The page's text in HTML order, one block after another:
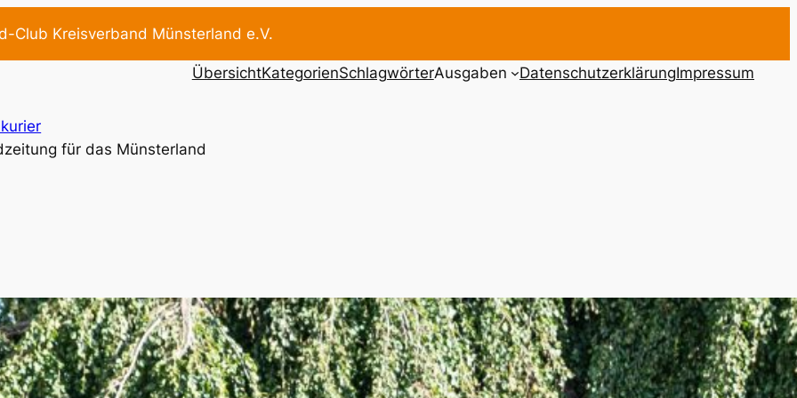
Club Kreisverband Münsterland e.V.
ÜbersichtKategorienSchlagwörterAusgaben DatenschutzerklärungImpressum
für das Münsterland